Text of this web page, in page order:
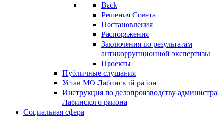
Back
Решения Совета
Постановления
Распоряжения
Заключения по результатам
антикоррупционной экспертизы
Проекты
Публичные слушания
Устав МО Лабинский район
Инструкция по делопроизводству
Лабинского района
Социальная сфера